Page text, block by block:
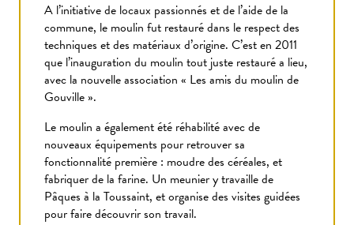
A l’initiative de locaux passionnés et de l’aide de la
commune, le moulin fut restauré dans le respect des
techniques et des matériaux d’origine. C’est en 2011
que l’inauguration du moulin tout juste restauré a lieu,
avec la nouvelle association « Les amis du moulin de
Gouville ».
Le moulin a également été réhabilité avec de
nouveaux équipements pour retrouver sa
fonctionnalité première : moudre des céréales, et
fabriquer de la farine. Un meunier y travaille de
Pâques à la Toussaint, et organise des visites guidées
pour faire découvrir son travail.